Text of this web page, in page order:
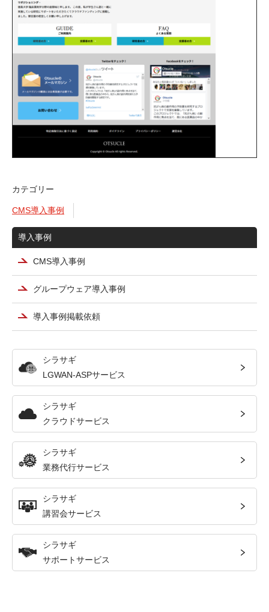
カテゴリー
CMS導入事例
導入事例
CMS導入事例
グループウェア導入事例
導入事例掲載依頼
シラサギ
LGWAN-ASPサービス
シラサギ
クラウドサービス
シラサギ
業務代行サービス
シラサギ
講習会サービス
シラサギ
サポートサービス